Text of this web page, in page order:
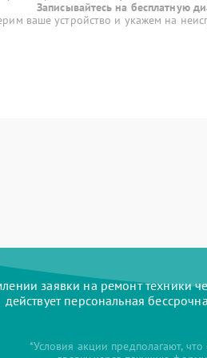
Записывайтесь на бесплатную
ваше устройство и укажем на
заявки на ремонт техники
действует персональная
*Условия акции предполагают, что